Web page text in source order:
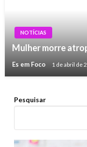
NOTÍCIAS
Mulher morre
Es em Foco 1 de abril de
Pesquisar